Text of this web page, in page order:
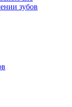
зубов